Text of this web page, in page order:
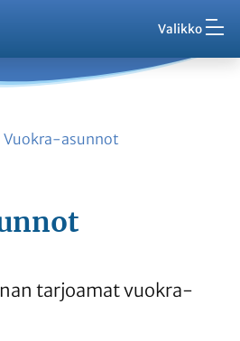
Valikko
Vuokra-asunnot
tarjoamat vuokra-